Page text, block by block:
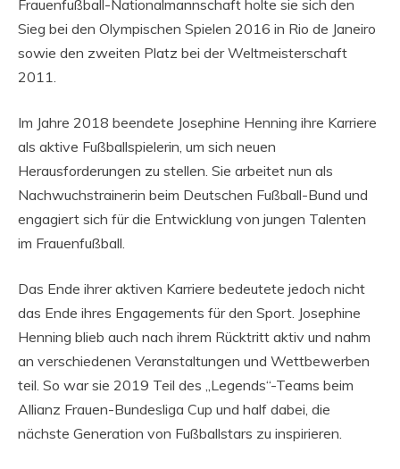
Frauenfußball-Nationalmannschaft holte sie sich den
Sieg bei den Olympischen Spielen 2016 in Rio de Janeiro
sowie den zweiten Platz bei der Weltmeisterschaft
2011.
Im Jahre 2018 beendete Josephine Henning ihre Karriere
als aktive Fußballspielerin, um sich neuen
Herausforderungen zu stellen. Sie arbeitet nun als
Nachwuchstrainerin beim Deutschen Fußball-Bund und
engagiert sich für die Entwicklung von jungen Talenten
im Frauenfußball.
Das Ende ihrer aktiven Karriere bedeutete jedoch nicht
das Ende ihres Engagements für den Sport. Josephine
Henning blieb auch nach ihrem Rücktritt aktiv und nahm
an verschiedenen Veranstaltungen und Wettbewerben
teil. So war sie 2019 Teil des „Legends“-Teams beim
Allianz Frauen-Bundesliga Cup und half dabei, die
nächste Generation von Fußballstars zu inspirieren.